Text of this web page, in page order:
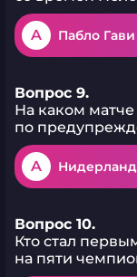
A Пабло Гави
Вопрос 9.
На каком
по
A
Вопрос 10.
Кто стал
на пяти